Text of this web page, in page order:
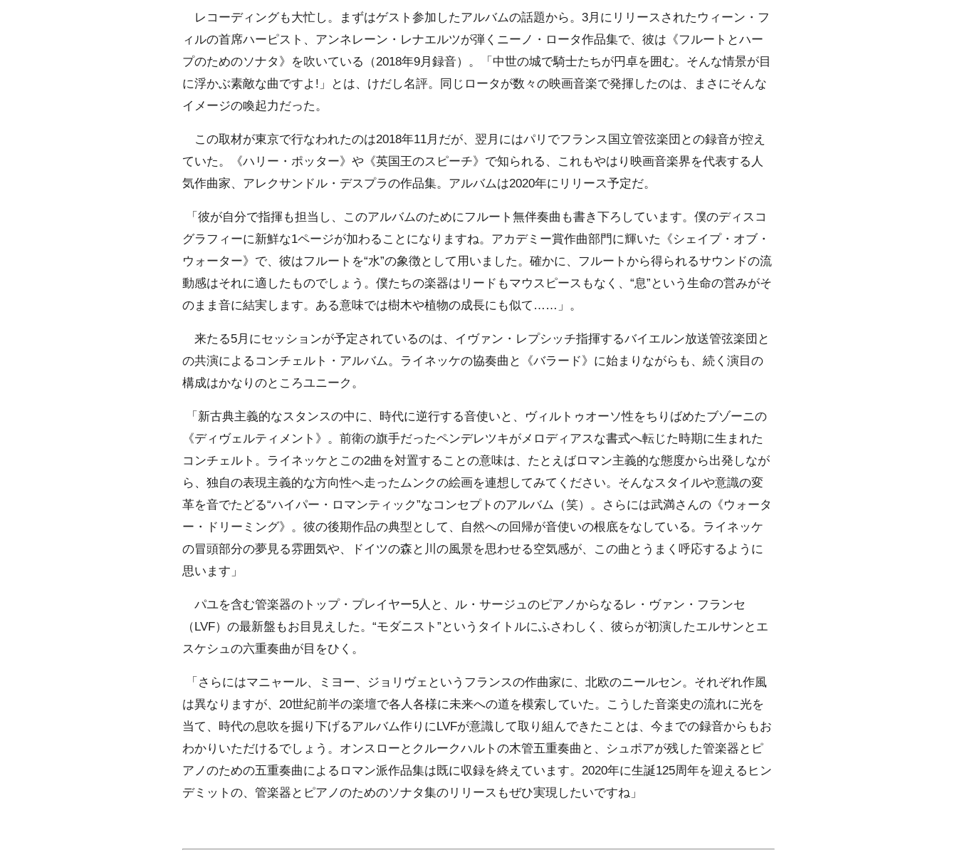
レコーディングも大忙し。まずはゲスト参加したアルバムの話題から。3月にリリースされたウィーン・フ
ィルの首席ハーピスト、アンネレーン・レナエルツが弾くニーノ・ロータ作品集で、彼は《フルートとハー
プのためのソナタ》を吹いている（2018年9月録音）。「中世の城で騎士たちが円卓を囲む。そんな情景が目
に浮かぶ素敵な曲ですよ!」とは、けだし名評。同じロータが数々の映画音楽で発揮したのは、まさにそんな
イメージの喚起力だった。
この取材が東京で行なわれたのは2018年11月だが、翌月にはパリでフランス国立管弦楽団との録音が控え
ていた。《ハリー・ポッター》や《英国王のスピーチ》で知られる、これもやはり映画音楽界を代表する人
気作曲家、アレクサンドル・デスプラの作品集。アルバムは2020年にリリース予定だ。
「彼が自分で指揮も担当し、このアルバムのためにフルート無伴奏曲も書き下ろしています。僕のディスコ
グラフィーに新鮮な1ページが加わることになりますね。アカデミー賞作曲部門に輝いた《シェイプ・オブ・
ウォーター》で、彼はフルートを“水”の象徴として用いました。確かに、フルートから得られるサウンドの流
動感はそれに適したものでしょう。僕たちの楽器はリードもマウスピースもなく、“息”という生命の営みがそ
のまま音に結実します。ある意味では樹木や植物の成長にも似て……」。
来たる5月にセッションが予定されているのは、イヴァン・レプシッチ指揮するバイエルン放送管弦楽団と
の共演によるコンチェルト・アルバム。ライネッケの協奏曲と《バラード》に始まりながらも、続く演目の
構成はかなりのところユニーク。
「新古典主義的なスタンスの中に、時代に逆行する音使いと、ヴィルトゥオーソ性をちりばめたブゾーニの
《ディヴェルティメント》。前衛の旗手だったペンデレツキがメロディアスな書式へ転じた時期に生まれた
コンチェルト。ライネッケとこの2曲を対置することの意味は、たとえばロマン主義的な態度から出発しなが
ら、独自の表現主義的な方向性へ走ったムンクの絵画を連想してみてください。そんなスタイルや意識の変
革を音でたどる“ハイパー・ロマンティック”なコンセプトのアルバム（笑）。さらには武満さんの《ウォータ
ー・ドリーミング》。彼の後期作品の典型として、自然への回帰が音使いの根底をなしている。ライネッケ
の冒頭部分の夢見る雰囲気や、ドイツの森と川の風景を思わせる空気感が、この曲とうまく呼応するように
思います」
パユを含む管楽器のトップ・プレイヤー5人と、ル・サージュのピアノからなるレ・ヴァン・フランセ
（LVF）の最新盤もお目見えした。“モダニスト”というタイトルにふさわしく、彼らが初演したエルサンとエ
スケシュの六重奏曲が目をひく。
「さらにはマニャール、ミヨー、ジョリヴェというフランスの作曲家に、北欧のニールセン。それぞれ作風
は異なりますが、20世紀前半の楽壇で各人各様に未来への道を模索していた。こうした音楽史の流れに光を
当て、時代の息吹を掘り下げるアルバム作りにLVFが意識して取り組んできたことは、今までの録音からもお
わかりいただけるでしょう。オンスローとクルークハルトの木管五重奏曲と、シュポアが残した管楽器とピ
アノのための五重奏曲によるロマン派作品集は既に収録を終えています。2020年に生誕125周年を迎えるヒン
デミットの、管楽器とピアノのためのソナタ集のリリースもぜひ実現したいですね」